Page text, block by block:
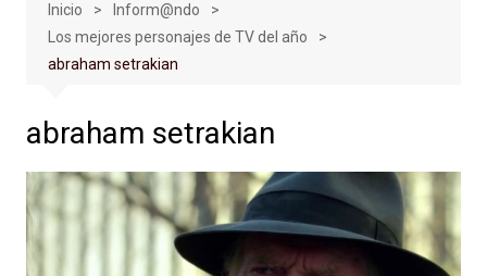
Inicio
Inform@ndo
Los mejores personajes de TV del año
abraham setrakian
abraham setrakian